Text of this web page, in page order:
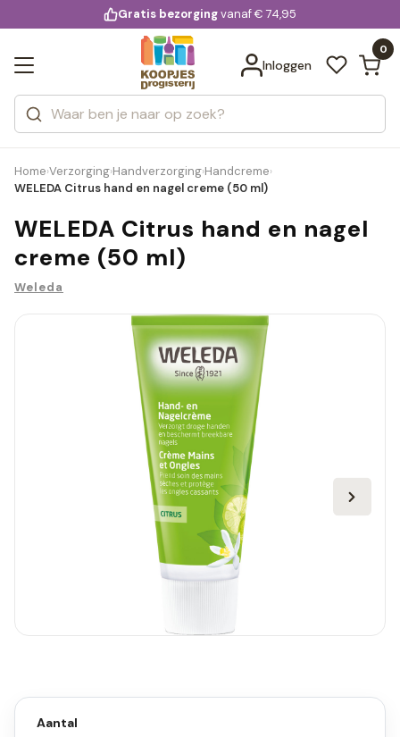
voor 20:00 uur besteld
Gratis bezorgingvanaf € 74,95
Inloggen
0
Zoeken
Categorieën
Merken
Bekijk alle resultaten
Home›Verzorging›Handverzorging›Handcreme›
WELEDA Citrus hand en nagel creme (50 ml)
WELEDA Citrus hand en nagel
creme (50 ml)
Weleda
Aantal